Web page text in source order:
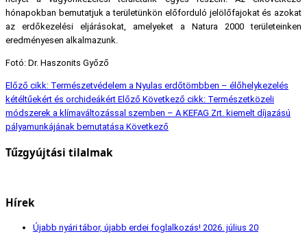
hónapokban bemutatjuk a területünkön előforduló jelölőfajokat és azokat
az erdőkezelési eljárásokat, amelyeket a Natura 2000 területeinken
eredményesen alkalmazunk.
Fotó: Dr. Haszonits Győző
Előző cikk: Természetvédelem a Nyulas erdőtömbben – élőhelykezelés
kétéltűekért és orchideákért Előző Következő cikk: Természetközeli
módszerek a klímaváltozással szemben – A KEFAG Zrt. kiemelt díjazású
pályamunkájának bemutatása Következő
Tűzgyújtási tilalmak
Hírek
Újabb nyári tábor, újabb erdei foglalkozás! 2026. július 20